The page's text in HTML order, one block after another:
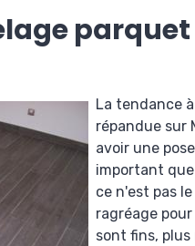
La tendance
répandue sur
avoir une
important
ce n'est pas
ragréage
sont fins, plus